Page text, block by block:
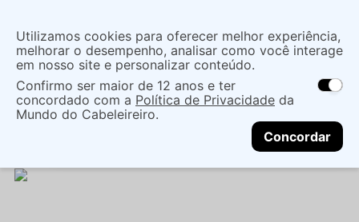
localização
As ofertas e opções de entrega variam de
acordo com a região.Não sei meu CEP
CONTINUAR
O que você procura?
Mãos e Pés
Cuidado Com As Mãos
ESMALTE ANA HICKMANN HAPPY NEON
Utilizamos cookies para oferecer melhor experiência,
melhorar o desempenho, analisar como você interage
em nosso site e personalizar conteúdo.
Confirmo ser maior de 12 anos e ter
concordado com a Política de Privacidade da
Mundo do Cabeleireiro.
Concordar